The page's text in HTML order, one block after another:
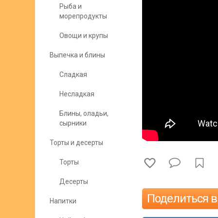
Рыба и
морепродукты
Овощи и крупы
Выпечка и блины
Сладкая
Несладкая
Блины, оладьи,
сырники
Торты и десерты
Торты
Десерты
Напитки Поделиться